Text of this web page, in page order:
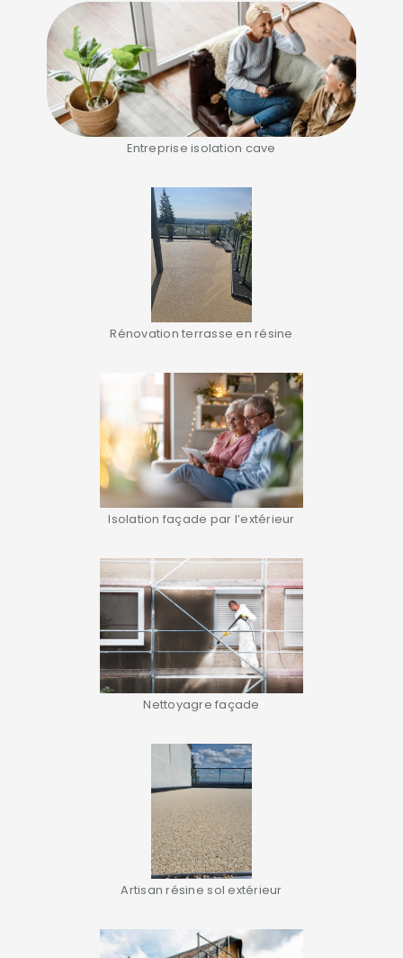
Entreprise isolation cave
Rénovation terrasse en résine
Isolation façade par l’extérieur
Nettoyagre façade
Artisan résine sol extérieur